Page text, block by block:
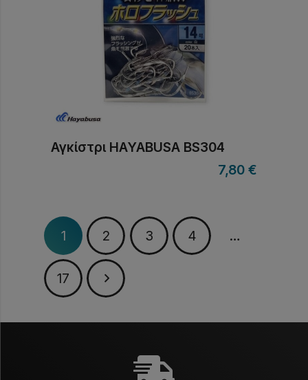
Αγκίστρι HAYABUSA BS304
7,80 €
1 2 3 4 …
17